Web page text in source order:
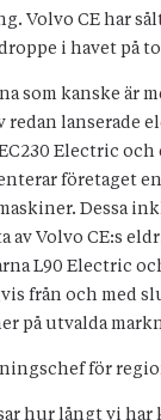
Volvo CE har
i havet på
som kanske är
redan lanserade
Electric
företaget
Dessa
av Volvo CE:s
L90 Electric
från och med
på utvalda
för
hur långt vi har